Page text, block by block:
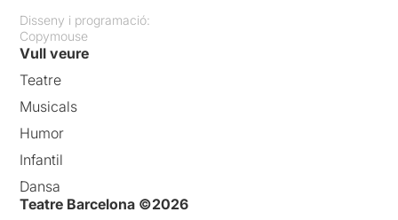
Disseny i programació:
Copymouse
Vull veure
Teatre
Musicals
Humor
Infantil
Dansa
Teatre Barcelona ©2026